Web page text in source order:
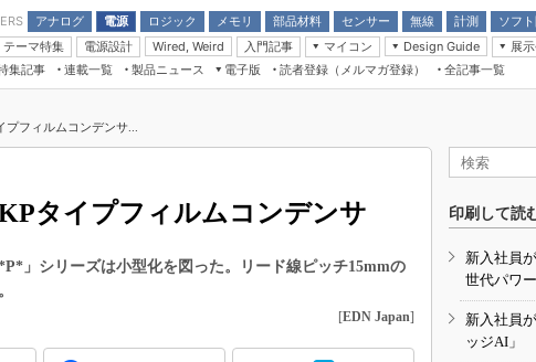
アナログ
電源
ロジック
メモリ
部品材料
受動部品
センサー 無線 計測 ソフ
アナログ機能回路
計測とテスト
テーマ特集
電源設計 Wired, Weird
入門記事
モーター入門
マイコン
マイコン講座
Design Guide
計測機器
展
CEATEC
組込み/エッジコンピューティング展
人とくるま展
Microchip情報
集記事
連載一覧
コン
製品ニュース
電子版
電子ブックレット
読者登録（メルマガ登録） 全記事一覧
フィルムコンデンサ...
タイプフィルムコンデンサ
」シリーズは小型化を図った。リード線ピッチ15mmの
[EDN Japan]
印刷して読
新入社員
世代パワ
新入社員
ッジAI」